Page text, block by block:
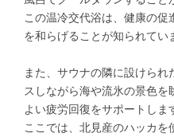
この温冷交代浴は、健康の
を和らげることが知られてい
また、サウナの隣に設けられ
スしながら海や流氷の景色
よい疲労回復をサポートしま
ここでは、 北見産のハッカを